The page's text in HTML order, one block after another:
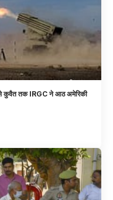
से कुवैत तक IRGC ने आठ अमेरिकी